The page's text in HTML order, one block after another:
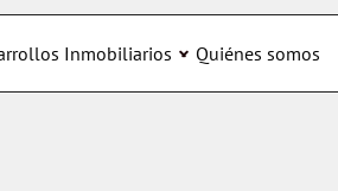
Inmobiliarios Quiénes somos